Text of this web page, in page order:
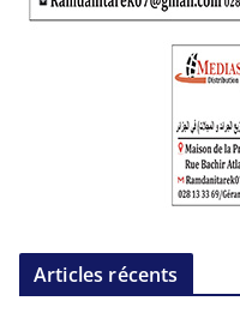
Articles récents